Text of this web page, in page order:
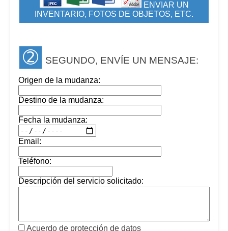
ENVIAR UN
INVENTARIO, FOTOS DE OBJETOS, ETC.
➁ SEGUNDO, ENVÍE UN MENSAJE:
Origen de la mudanza:
Destino de la mudanza:
Fecha la mudanza:
Email:
Teléfono:
Descripción del servicio solicitado:
Acuerdo de protección de datos